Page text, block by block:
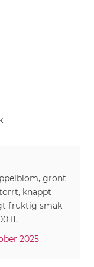
grönt
knappt
fruktig smak
fl.
2025